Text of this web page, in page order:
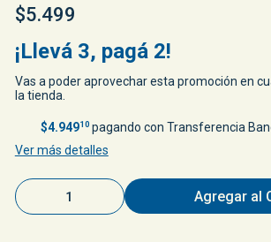
$5.499
¡Llevá 3, pagá 2!
Vas a poder aprovechar esta promoción en
la tienda.
$4.94910pagando con Transferencia
Ver más detalles
Agregar al